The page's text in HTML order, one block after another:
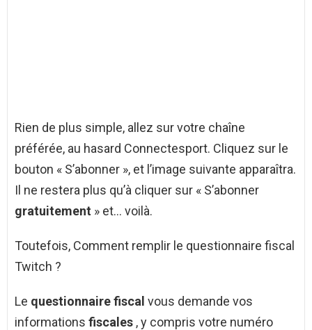
Rien de plus simple, allez sur votre chaîne
préférée, au hasard Connectesport. Cliquez sur le
bouton « S’abonner », et l’image suivante apparaîtra.
Il ne restera plus qu’à cliquer sur « S’abonner
gratuitement » et… voilà.
Toutefois, Comment remplir le questionnaire fiscal
Twitch ?
Le questionnaire fiscal vous demande vos
informations fiscales , y compris votre numéro